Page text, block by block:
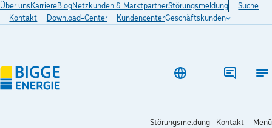
Über uns KarriereBlogNetzkunden & MarktpartnerStörungsmeldung
Suche
Kontakt
Download-Center KundencenterGeschäftskunden
Störungsmeldung Kontakt Menü